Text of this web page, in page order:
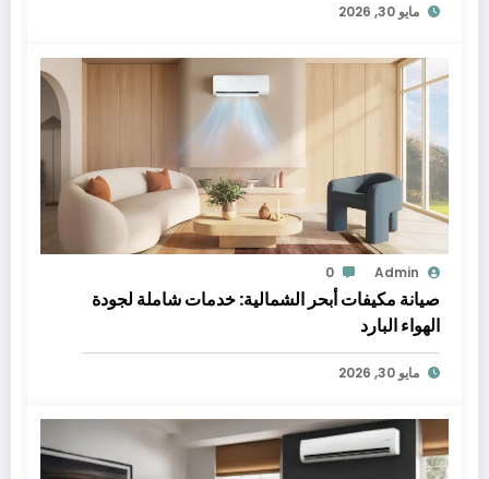
مايو 30, 2026
Admin
0
صيانة مكيفات أبحر الشمالية: خدمات شاملة لجودة
الهواء البارد
مايو 30, 2026